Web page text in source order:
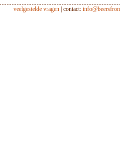
veelgestelde vragen| contact: